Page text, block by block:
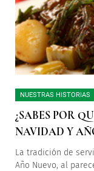
NUESTRAS HISTORIAS
¿SABES POR
NAVIDAD Y
La tradición de
Año Nuevo, al